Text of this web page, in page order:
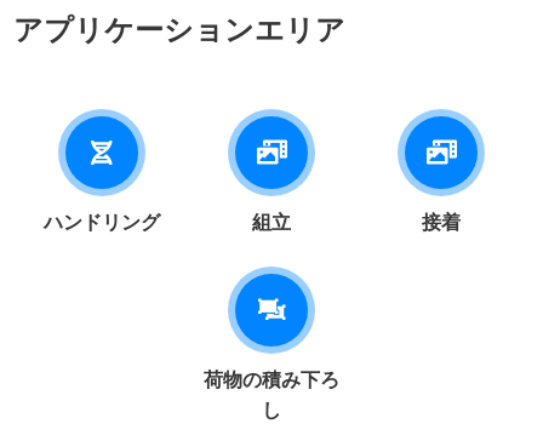
アプリケーションエリア
ハンドリング 組立 接着
荷物の積み下ろ
し